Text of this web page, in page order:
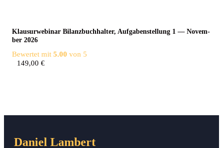
Klau­sur­web­i­nar Bilanz­buch­hal­ter, Auf­ga­ben­stel­lung 1 — Novem­
ber 2026
Bewertet mit 5.00 von 5
149,00 €
Daniel Lambert